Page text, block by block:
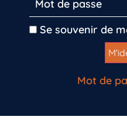
Se souvenir de
Mot de